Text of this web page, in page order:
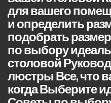
для вашего
и определить
подобрать
по выбору
столовой
люстры Все, что
когда Выберите